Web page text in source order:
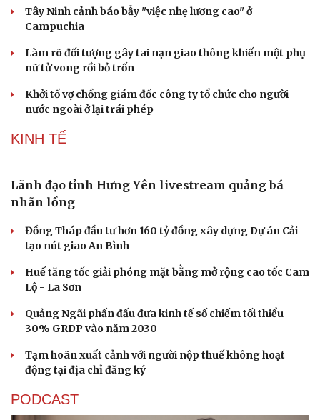
Tây Ninh cảnh báo bẫy "việc nhẹ lương cao" ở
Campuchia
Làm rõ đối tượng gây tai nạn giao thông khiến một phụ
nữ tử vong rồi bỏ trốn
Khởi tố vợ chồng giám đốc công ty tổ chức cho người
nước ngoài ở lại trái phép
KINH TẾ
nhãn lồng
tạo nút giao An Bình